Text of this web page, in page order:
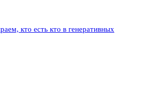
кто есть кто в генеративных